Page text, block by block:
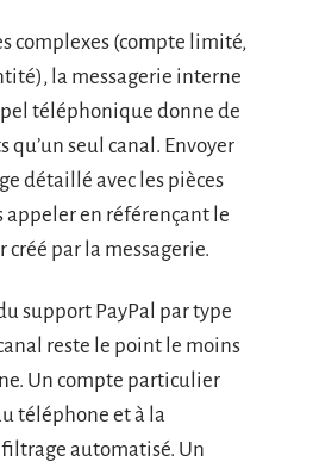
complexes (compte limité,
la messagerie interne
téléphonique donne de
seul canal. Envoyer
détaillé avec les pièces
en référençant le
créé par la messagerie.
support PayPal par type
reste le point le moins
Un compte particulier
téléphone et à la
automatisé. Un